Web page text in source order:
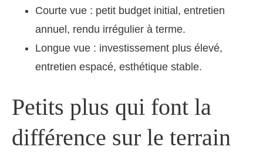
Courte vue : petit budget initial, entretien
annuel, rendu irrégulier à terme.
Longue vue : investissement plus élevé,
entretien espacé, esthétique stable.
Petits plus qui font la
différence sur le terrain